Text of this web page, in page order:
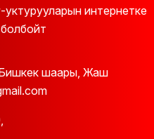
интернетке
шаары, Жаш